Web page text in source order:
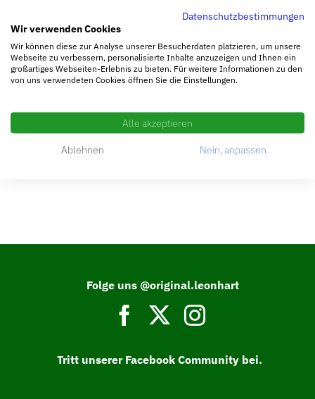
inkl. 19 % MwSt.
zzgl.Versandkosten
Lieferzeit: ca. 3-5 Werktage + 3Wochen Betriesburlaub
Folge uns @original.leonhart
Tritt unserer Facebook Community bei.
Datenschutzbestimmungen
Wir verwenden Cookies
Wir können diese zur Analyse unserer Besucherdaten platzieren, um unsere
Webseite zu verbessern, personalisierte Inhalte anzuzeigen und Ihnen ein
großartiges Webseiten-Erlebnis zu bieten. Für weitere Informationen zu den
von uns verwendeten Cookies öffnen Sie die Einstellungen.
Alle akzeptieren
Ablehnen Nein, anpassen